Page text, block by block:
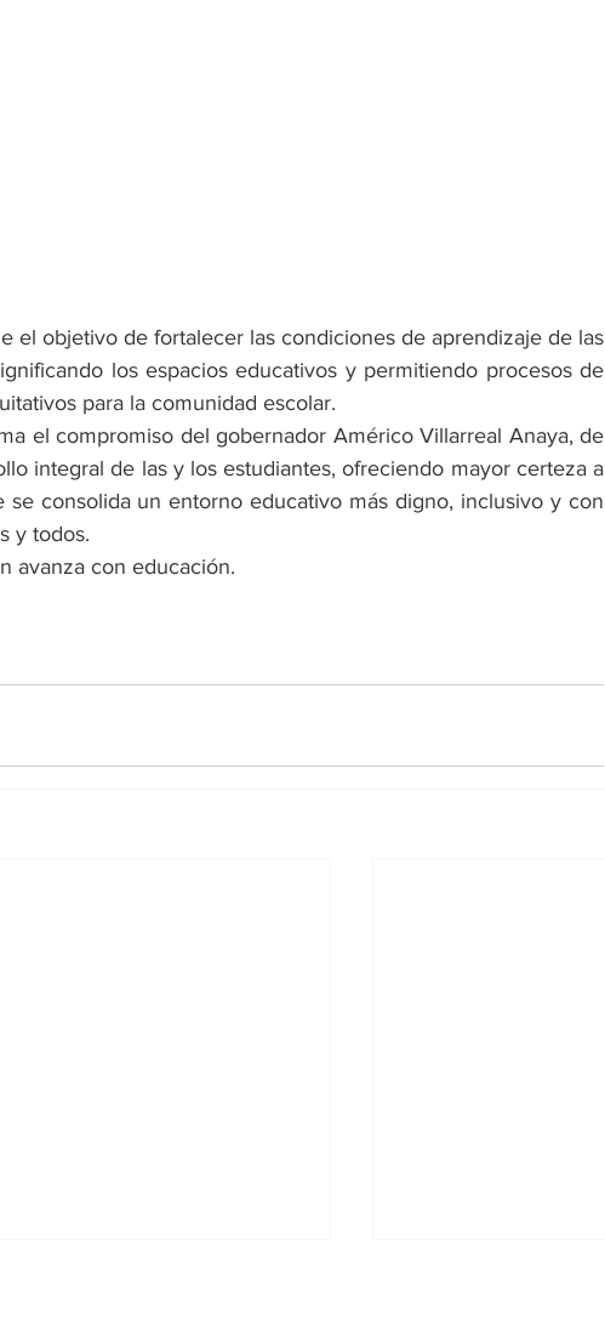
el objetivo de fortalecer las condiciones de aprendizaje de las
los espacios educativos y permitiendo procesos de
para la comunidad escolar.
el compromiso del gobernador Américo Villarreal Anaya, de
integral de las y los estudiantes, ofreciendo mayor certeza a
consolida un entorno educativo más digno, inclusivo y con
y todos.
avanza con educación.